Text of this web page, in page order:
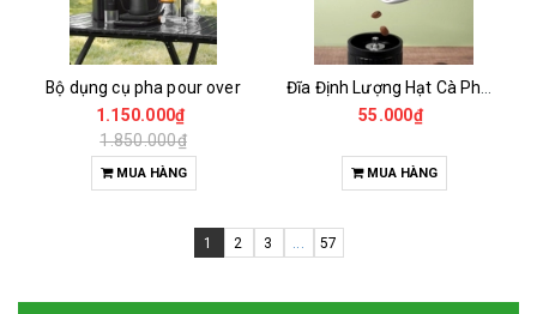
Bộ dụng cụ pha pour over
1.150.000₫
1.850.000₫
MUA HÀNG
55.000₫
MUA HÀNG
1 2 3 ... 57